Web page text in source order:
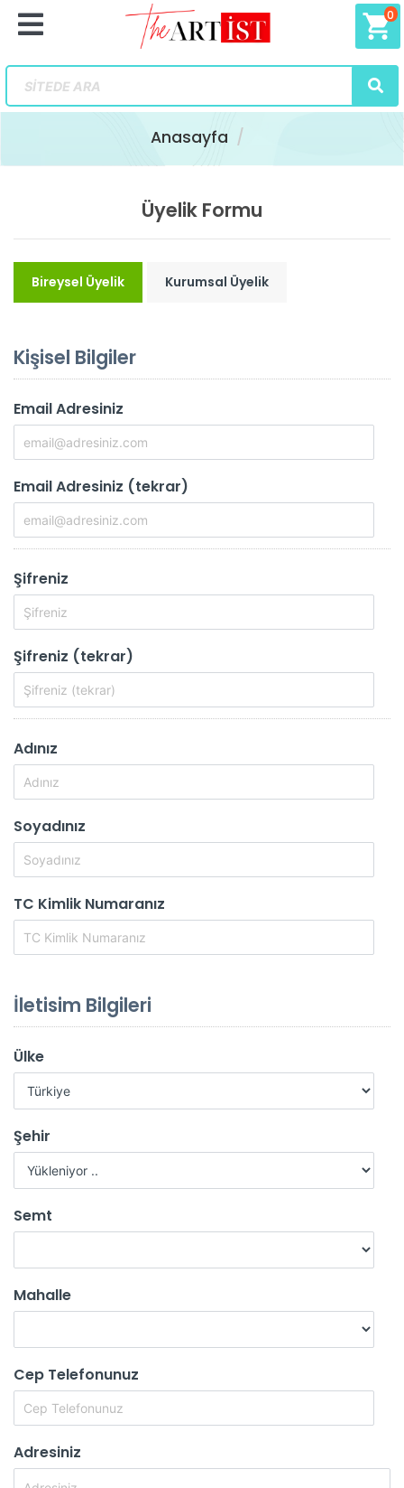
shopping_cart
0
Anasayfa
Üyelik Formu
Bireysel Üyelik Kurumsal Üyelik
Kişisel Bilgiler
Email Adresiniz
Email Adresiniz (tekrar)
Şifreniz
Şifreniz (tekrar)
Adınız
Soyadınız
TC Kimlik Numaranız
İletisim Bilgileri
Ülke
Şehir
Semt
Mahalle
Cep Telefonunuz
Adresiniz